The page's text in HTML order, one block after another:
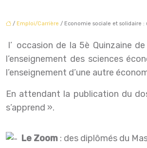
/ Emploi/Carrière / Economie sociale et solidaire
l’occasion de la 5è Quinzaine de
l’enseignement des sciences
l’enseignement d’une autre
En attendant la publication du
s’apprend ».
Le Zoom : des diplômés du